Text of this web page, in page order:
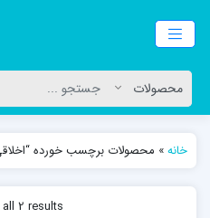
خانه» محصولات برچسب خورده
2 results